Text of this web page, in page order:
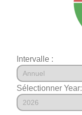
Intervalle :
Sélectionner Year: